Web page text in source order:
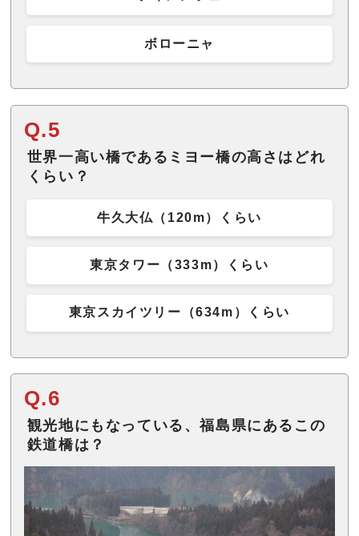
ボローニャ
Q.5
世界一高い橋であるミヨー橋の高さはどれ
くらい？
牛久大仏（120m）くらい
東京タワー（333m）くらい
東京スカイツリー（634m）くらい
Q.6
観光地にもなっている、福島県にあるこの
鉄道橋は？